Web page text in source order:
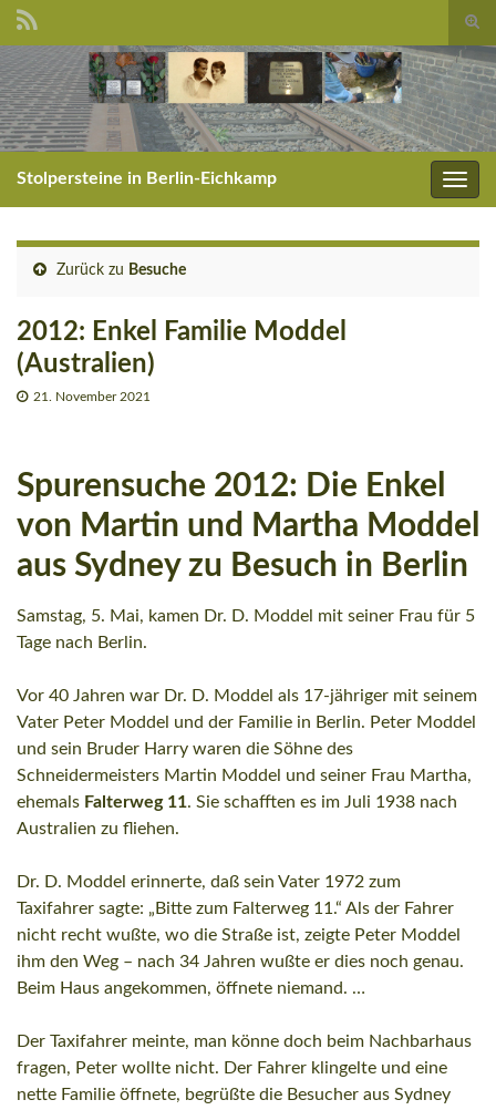
Search for:
Stolpersteine in Berlin-Eichkamp
Zurück zu Besuche
2012: Enkel Familie Moddel
(Australien)
21. November 2021
Spurensuche 2012: Die Enkel
von Martin und Martha Moddel
aus Sydney zu Besuch in Berlin
Samstag, 5. Mai, kamen Dr. D. Moddel mit seiner Frau für 5
Tage nach Berlin.
Vor 40 Jahren war Dr. D. Moddel als 17-jähriger mit seinem
Vater Peter Moddel und der Familie in Berlin. Peter Moddel
und sein Bruder Harry waren die Söhne des
Schneidermeisters Martin Moddel und seiner Frau Martha,
ehemals Falterweg 11. Sie schafften es im Juli 1938 nach
Australien zu fliehen.
Dr. D. Moddel erinnerte, daß sein Vater 1972 zum
Taxifahrer sagte: „Bitte zum Falterweg 11.“ Als der Fahrer
nicht recht wußte, wo die Straße ist, zeigte Peter Moddel
ihm den Weg – nach 34 Jahren wußte er dies noch genau.
Beim Haus angekommen, öffnete niemand. …
Der Taxifahrer meinte, man könne doch beim Nachbarhaus
fragen, Peter wollte nicht. Der Fahrer klingelte und eine
nette Familie öffnete, begrüßte die Besucher aus Sydney